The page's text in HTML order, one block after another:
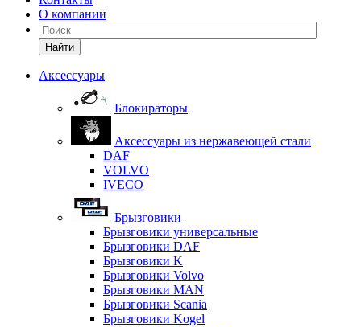
О компании
Найти
Аксессуары
Блокираторы
Аксессуары из нержавеющей стали
DAF
VOLVO
IVECO
Брызговики
Брызговики универсальные
Брызговики DAF
Брызговики K
Брызговики Volvo
Брызговики MAN
Брызговики Scania
Брызговики Kogel